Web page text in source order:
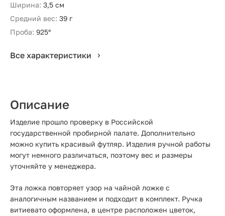
Ширина: 3,5 см
Средний вес: 39 г
Проба: 925°
Все характеристики
Описание
Изделие прошло проверку в Российской
государственной пробирной палате. Дополнительно
можно купить красивый футляр. Изделия ручной работы
могут немного различаться, поэтому вес и размеры
уточняйте у менеджера.
Эта ложка повторяет узор на чайной ложке с
аналогичным названием и подходит в комплект. Ручка
витиевато оформлена, в центре расположен цветок,